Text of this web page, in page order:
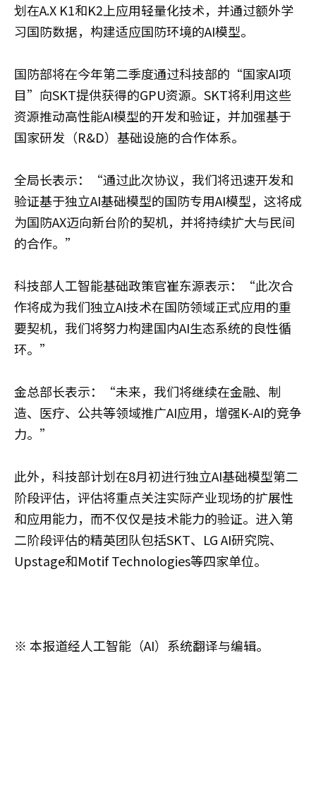
划在A.X K1和K2上应用轻量化技术，并通过额外学
习国防数据，构建适应国防环境的AI模型。
国防部将在今年第二季度通过科技部的“国家AI项
目”向SKT提供获得的GPU资源。SKT将利用这些
资源推动高性能AI模型的开发和验证，并加强基于
国家研发（R&D）基础设施的合作体系。
全局长表示：“通过此次协议，我们将迅速开发和
验证基于独立AI基础模型的国防专用AI模型，这将成
为国防AX迈向新台阶的契机，并将持续扩大与民间
的合作。”
科技部人工智能基础政策官崔东源表示：“此次合
作将成为我们独立AI技术在国防领域正式应用的重
要契机，我们将努力构建国内AI生态系统的良性循
环。”
金总部长表示：“未来，我们将继续在金融、制
造、医疗、公共等领域推广AI应用，增强K-AI的竞争
力。”
此外，科技部计划在8月初进行独立AI基础模型第二
阶段评估，评估将重点关注实际产业现场的扩展性
和应用能力，而不仅仅是技术能力的验证。进入第
二阶段评估的精英团队包括SKT、LG AI研究院、
Upstage和Motif Technologies等四家单位。
※ 本报道经人工智能（AI）系统翻译与编辑。